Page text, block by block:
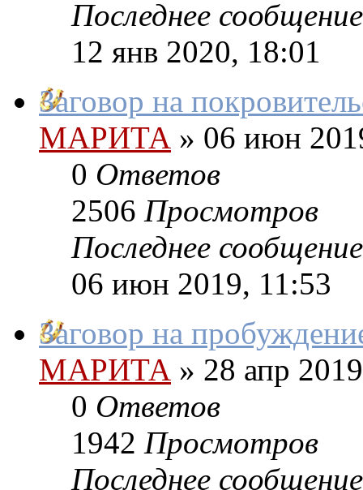
Последнее сообщение
12 янв 2020, 18:01
Заговор на
МАРИТА » 06 июн
0 Ответов
2506 Просмотров
Последнее сообщение
06 июн 2019, 11:53
Заговор на
МАРИТА » 28 апр
0 Ответов
1942 Просмотров
Последнее сообщение